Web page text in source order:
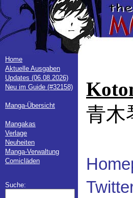
Home
Aktuelle Ausgaben
Updates (06.08.2026)
Neu im Guide (#32158)
Manga-Übersicht
Mangakas
Verlage
Neuheiten
Manga-Verwaltung
Comicläden
Suche:
青木